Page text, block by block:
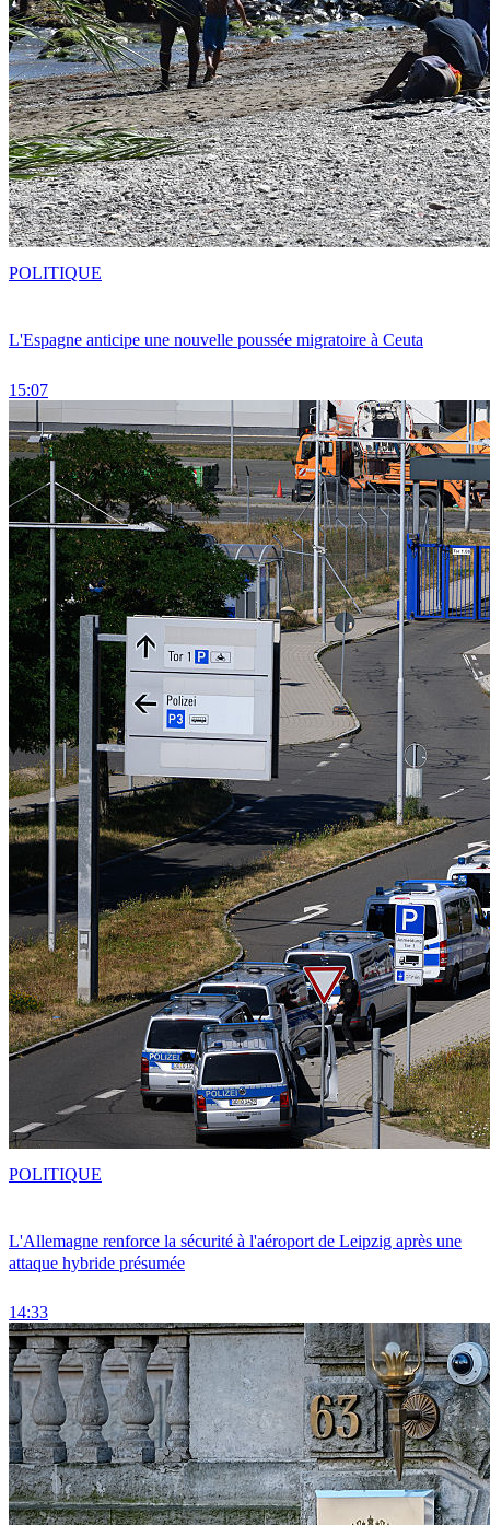
L'Espagne anticipe une nouvelle poussée migratoire à Ceuta
15:07
POLITIQUE
L'Allemagne renforce la sécurité à l'aéroport de Leipzig après une
attaque hybride présumée
14:33
POLITIQUE